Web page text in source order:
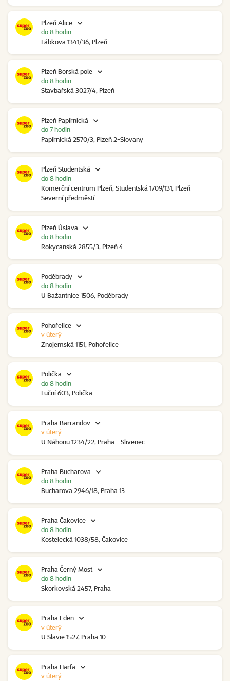
Plzeň Alice
Lábkova 1341/36, Plzeň
do 8 hodin
Plzeň Borská pole
Stavbařská 3027/4, Plzeň
do 8 hodin
Plzeň Papírnická
Papírnická 2570/3, Plzeň 2-Slovany
do 7 hodin
Plzeň Studentská
Komerční centrum Plzeň, Studentská 1709/131, Plzeň -
Severní předměstí
do 8 hodin
Plzeň Úslava
Rokycanská 2855/3, Plzeň 4
do 8 hodin
Poděbrady
U Bažantnice 1506, Poděbrady
do 8 hodin
Pohořelice
Znojemská 1151, Pohořelice
v úterý
Polička
Luční 603, Polička
do 8 hodin
Praha Barrandov
U Náhonu 1234/22, Praha - Slivenec
v úterý
Praha Bucharova
Bucharova 2946/18, Praha 13
do 8 hodin
Praha Čakovice
Kostelecká 1038/58, Čakovice
do 8 hodin
Praha Černý Most
Skorkovská 2457, Praha
do 8 hodin
Praha Eden
U Slavie 1527, Praha 10
v úterý
Praha Harfa
v úterý